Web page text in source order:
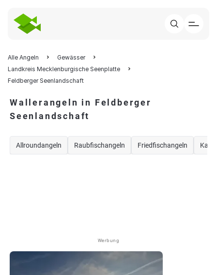
Alle Angeln
Gewässer
Landkreis Mecklenburgische Seenplatte
Feldberger Seenlandschaft
Wallerangeln in Feldberger
Seenlandschaft
Allroundangeln Raubfischangeln Friedfischangeln
Werbung